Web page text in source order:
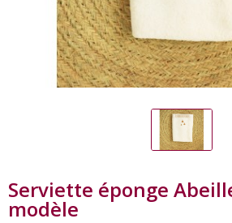
Serviette éponge
modèle